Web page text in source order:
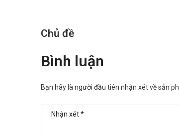
Chủ đề
Bình luận
Bạn hãy là người đầu tiên nhận xét về sản